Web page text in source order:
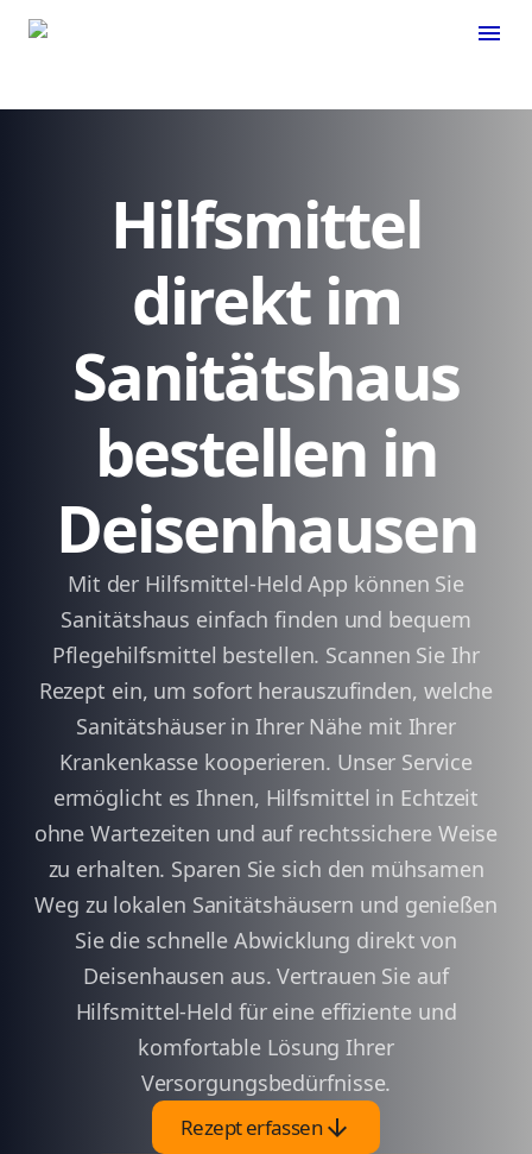
menu
Hilfsmittel
direkt im
Sanitätshaus
bestellen in
Deisenhausen
Mit der Hilfsmittel-Held App können Sie
Sanitätshaus einfach finden und bequem
Pflegehilfsmittel bestellen. Scannen Sie Ihr
Rezept ein, um sofort herauszufinden, welche
Sanitätshäuser in Ihrer Nähe mit Ihrer
Krankenkasse kooperieren. Unser Service
ermöglicht es Ihnen, Hilfsmittel in Echtzeit
ohne Wartezeiten und auf rechtssichere Weise
zu erhalten. Sparen Sie sich den mühsamen
Weg zu lokalen Sanitätshäusern und genießen
Sie die schnelle Abwicklung direkt von
Deisenhausen aus. Vertrauen Sie auf
Hilfsmittel-Held für eine effiziente und
komfortable Lösung Ihrer
Versorgungsbedürfnisse.
Rezept erfassenarrow_downward